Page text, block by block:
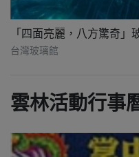
「四面亮麗，八方驚奇」
台灣玻璃館
雲林活動行事